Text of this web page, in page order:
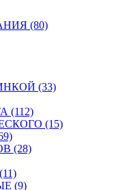
(80)
(33)
(112)
(15)
(28)
(9)